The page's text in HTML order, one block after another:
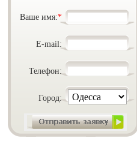
Ваше имя:*
E-mail:
Телефон:
Город: